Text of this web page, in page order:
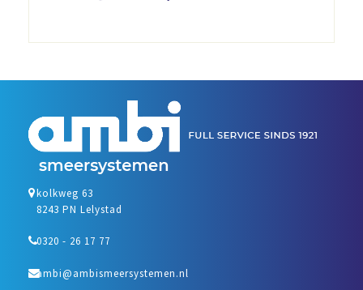
kolkweg 63
8243 PN Lelystad
0320 - 26 17 77
ambi@ambismeersystemen.nl